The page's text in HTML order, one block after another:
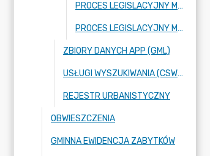
PROCES LEGISLACYJNY MPZP OBEJMUJĄCY FRAGMENTY MIEJSCOWOŚCI: KUKLÓWKA ZARZECZNA ORAZ BUDY JÓZEFOWSKIE
PROCES LEGISLACYJNY MPZP OBEJMUJĄCY FRAGMENT MIEJSCOWOŚCI NOWE BUDY
ZBIORY DANYCH APP (GML)
USŁUGI WYSZUKIWANIA (CSW), PRZEGLĄDANIA (WMS) ORAZ POBIERANIA (WFS),
REJESTR URBANISTYCZNY
OBWIESZCZENIA
GMINNA EWIDENCJA ZABYTKÓW